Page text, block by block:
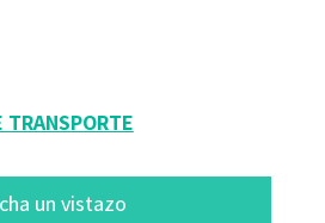
TRANSPORTE
un vistazo